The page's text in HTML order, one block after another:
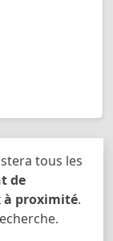
tous les
de
à proximité.